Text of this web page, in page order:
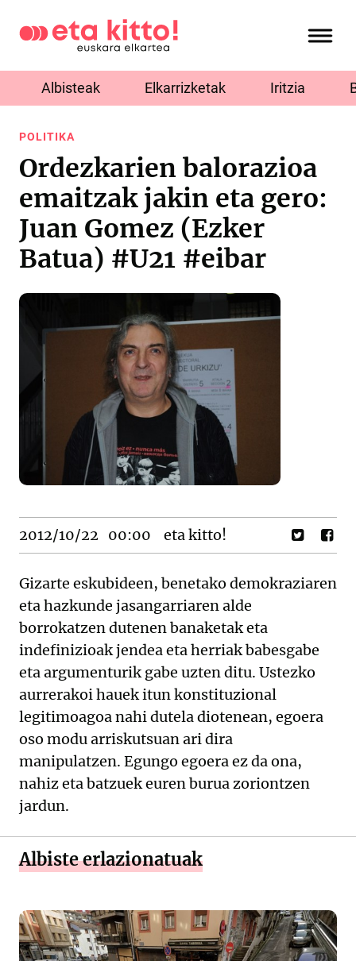
Albisteak Elkarrizketak Iritzia
POLITIKA
Ordezkarien balorazioa
emaitzak jakin eta gero:
Juan Gomez (Ezker
Batua) #U21 #eibar
2012/10/22 00:00 eta kitto!
Gizarte eskubideen, benetako demokraziaren
eta hazkunde jasangarriaren alde
borrokatzen dutenen banaketak eta
indefinizioak jendea eta herriak babesgabe
eta argumenturik gabe uzten ditu. Ustezko
aurrerakoi hauek itun konstituzional
legitimoagoa nahi dutela diotenean, egoera
oso modu arriskutsuan ari dira
manipulatzen. Egungo egoera ez da ona,
nahiz eta batzuek euren burua zoriontzen
jardun.
Albiste erlazionatuak